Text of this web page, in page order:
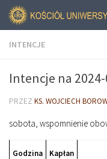
INTENCJE
Intencje na
PRZEZ KS. WOJCIECH
sobota, wspomnienie
Godzina Kapłan